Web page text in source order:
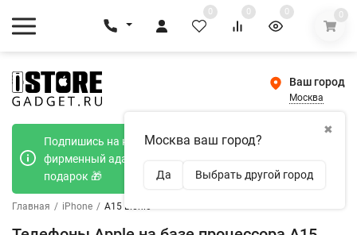
0 0 0 0
Ваш город
Москва
✖
Москва ваш город?
Да Выбрать другой город
Подпишись на наш телеграмм канал и получи
фирменный адаптер Type-C 20W при покупке в
подарок 🎁
Главная / iPhone / A15 Bionic